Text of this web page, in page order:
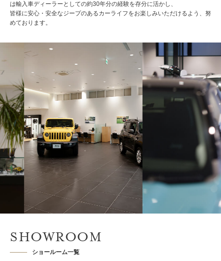
は輸入車ディーラーとしての約30年分の経験を存分に活かし、
皆様に安心・安全なジープのあるカーライフをお楽しみいただけるよう、努
めております。
SHOWROOM
ショールーム一覧